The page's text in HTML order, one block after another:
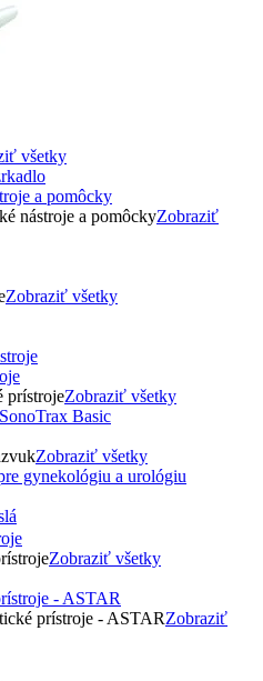
všetky
a pomôcky
nástroje a pomôckyZobraziť
Zobraziť všetky
prístrojeZobraziť všetky
Zobraziť všetky
Zobraziť všetky
- ASTAR
prístroje - ASTARZobraziť